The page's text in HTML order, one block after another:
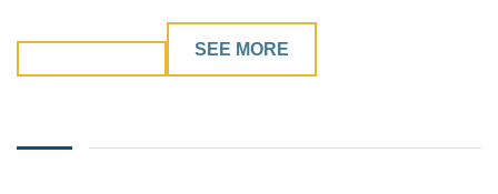
SEE MORE